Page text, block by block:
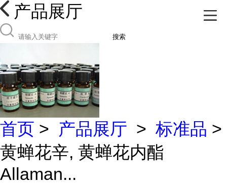
产品展厅
搜索
首页 > 产品展厅 > 标准品 >
黄蝉花辛, 黄蝉花内酯
Allaman...